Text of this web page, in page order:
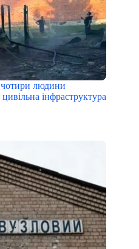
чотири людини
інфраструктура